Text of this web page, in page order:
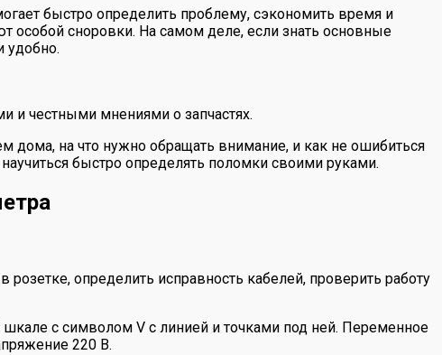
быстро определить проблему, сэкономить время и
особой сноровки. На самом деле, если знать основные
удобно.
и честными мнениями о запчастях.
дома, на что нужно обращать внимание, и как не ошибиться
быстро определять поломки своими руками.
определить исправность кабелей, проверить работу
с символом V с линией и точками под ней. Переменное
220 В.